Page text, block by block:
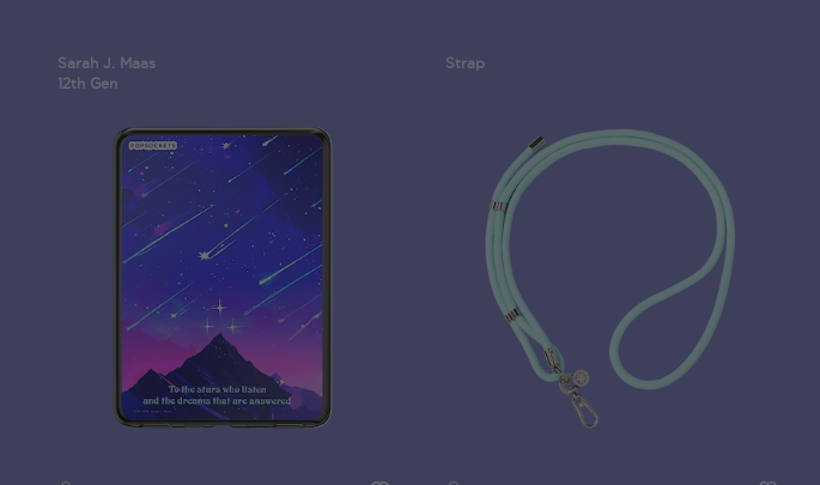
Sarah J. Maas
12th Gen
Strap